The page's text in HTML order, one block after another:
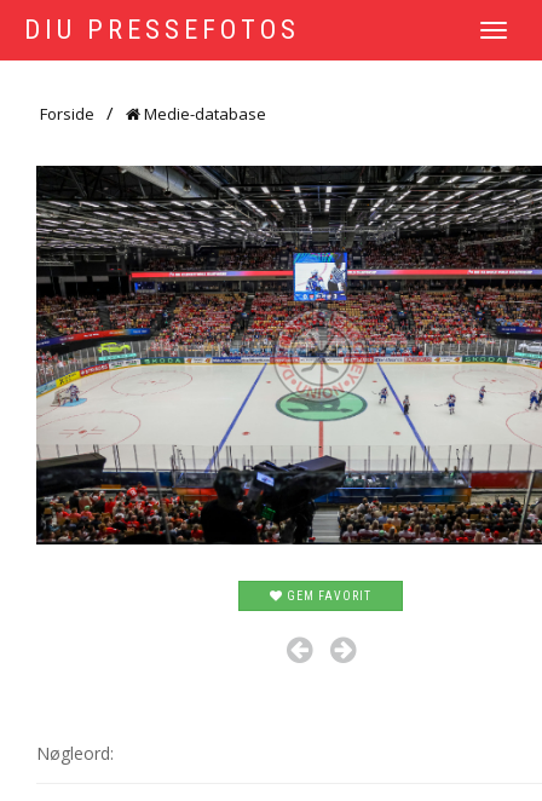
DIU PRESSEFOTOS
TOGGLE
Forside Medie-database
GEM FAVORIT
Nøgleord: